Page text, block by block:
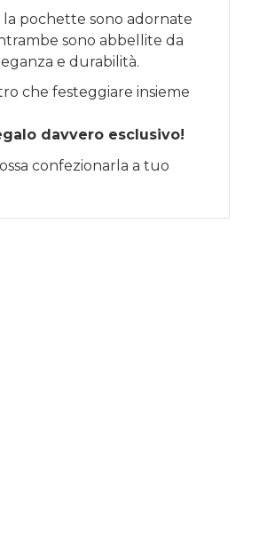
la pochette sono adornate
sono abbellite da
e durabilità.
che festeggiare insieme
davvero esclusivo!
confezionarla a tuo